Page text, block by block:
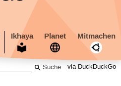
Ikhaya Planet Mitmachen
via DuckDuckGo